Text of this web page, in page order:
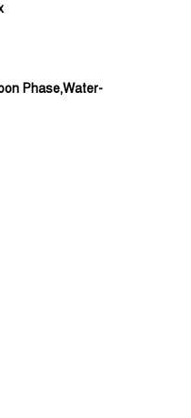
Phase,Water-